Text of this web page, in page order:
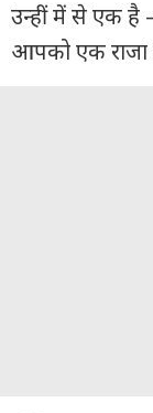
वीडियो
ट्रेंडिंग
उन्हीं में से एक है
आपको एक राजा